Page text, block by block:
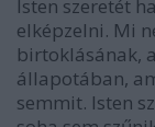
Isten szeretét
elképzelni. Mi
birtoklásának,
állapotában,
semmit. Isten